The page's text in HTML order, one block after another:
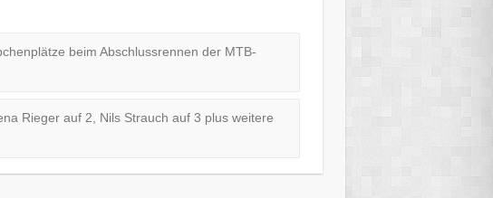
beim Abschlussrennen der MTB-
Rieger auf 2, Nils Strauch auf 3 plus weitere